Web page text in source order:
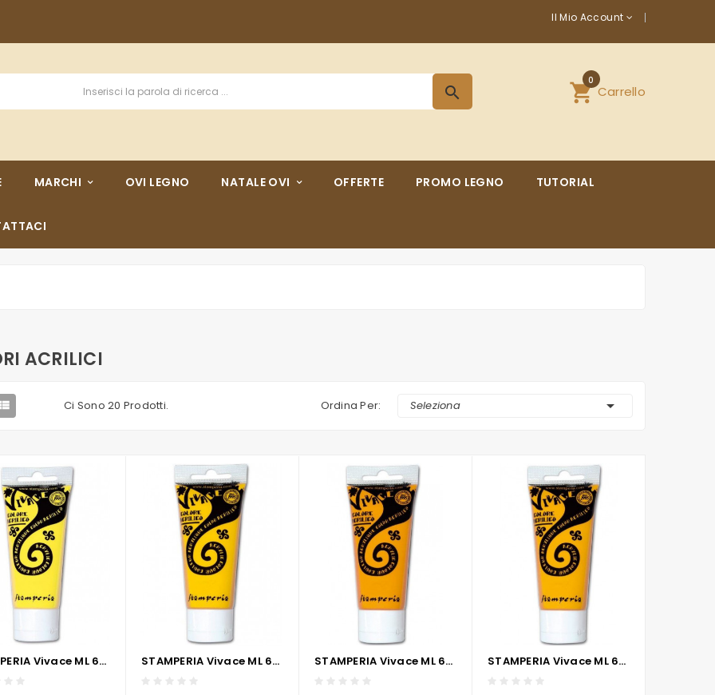
Il Mio Account
shopping_cartCarrello
0
search
MARCHI OVI LEGNO NATALE OVI OFFERTE PROMO LEGNO TUTORIAL
ACRILICI
 Ci Sono 20 Prodotti. Ordina Per: Seleziona 
STAMPERIA Vivace ML 60 - GIALLO PRIMARIO STAMPERIA Vivace ML 60 - GIALLO SCURO STAMPERIA Vivace ML 60 - GIALLO ARANCIO STAMPERIA Vivace ML 60 - OCRA GIALLA